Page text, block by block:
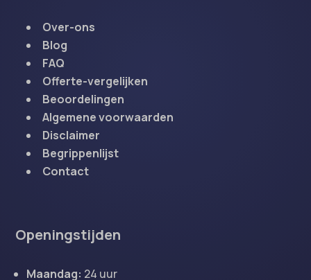
Over-ons
Blog
FAQ
Offerte-vergelijken
Beoordelingen
Algemene voorwaarden
Disclaimer
Begrippenlijst
Contact
Openingstijden
Maandag: 24 uur